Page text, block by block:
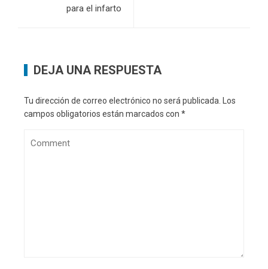
para el infarto
DEJA UNA RESPUESTA
Tu dirección de correo electrónico no será publicada. Los
campos obligatorios están marcados con *